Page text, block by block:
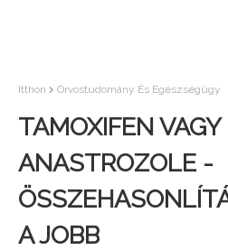
Itthon Orvostudomány És Egészségügy
TAMOXIFEN VAGY
ANASTROZOLE -
A JOBB